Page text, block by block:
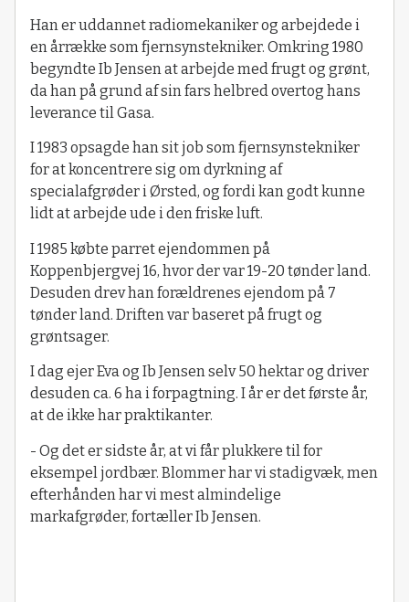
Han er uddannet radiomekaniker og arbejdede i
en årrække som fjernsynstekniker. Omkring 1980
begyndte Ib Jensen at arbejde med frugt og grønt,
da han på grund af sin fars helbred overtog hans
leverance til Gasa.
I 1983 opsagde han sit job som fjernsynstekniker
for at koncentrere sig om dyrkning af
specialafgrøder i Ørsted, og fordi kan godt kunne
lidt at arbejde ude i den friske luft.
I 1985 købte parret ejendommen på
Koppenbjergvej 16, hvor der var 19-20 tønder land.
Desuden drev han forældrenes ejendom på 7
tønder land. Driften var baseret på frugt og
grøntsager.
I dag ejer Eva og Ib Jensen selv 50 hektar og driver
desuden ca. 6 ha i forpagtning. I år er det første år,
at de ikke har praktikanter.
- Og det er sidste år, at vi får plukkere til for
eksempel jordbær. Blommer har vi stadigvæk, men
efterhånden har vi mest almindelige
markafgrøder, fortæller Ib Jensen.